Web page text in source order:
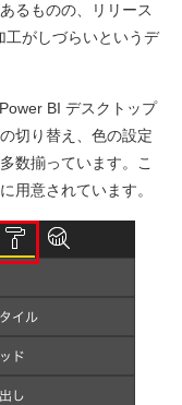
るものの、リリース
工がしづらいというデ
BI デスクトップ
切り替え、色の設定
数揃っています。こ
用意されています。